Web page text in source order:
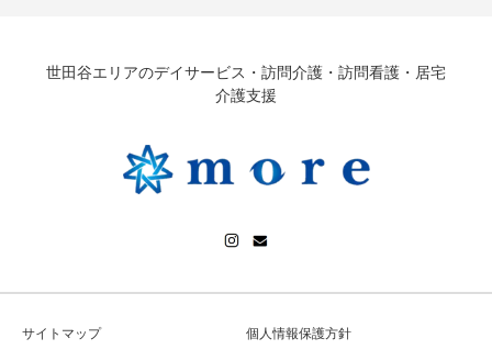
世田谷エリアのデイサービス・訪問介護・訪問看護・居宅
介護支援
サイトマップ 個人情報保護方針